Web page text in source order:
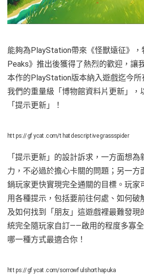
能夠為PlayStation帶來《怪獸遠征》，
Peaks》推出後獲得了熱烈的歡迎，讓
本作的PlayStation版本納入遊戲迄今
我們的重量級「博物館資料片更新」，
「提示更新」！
https://gfycat.com/thatdescriptivegrassspider
「提示更新」的設計訴求，一方面想
力，不必過於擔心卡關的問題；另一方
鍋玩家更快實現完全通關的目標。玩家
用各種提示，包括要前往何處、如何破
及如何找到「朋友」這遊戲裡最難發現
統完全隨玩家自訂——啟用的程度多寡
哪一種方式最適合你！
https://gfycat.com/sorrowfulshorthapuka